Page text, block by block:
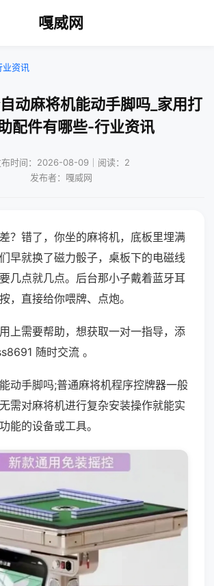
嘎威网
业资讯
动麻将机能动手脚吗_家用打
配件有哪些-行业资讯
布时间：2026-08-09｜阅读：2
发布者：嘎威网
？错了，你坐的麻将机，底板里埋满
早就换了磁力骰子，桌板下的电磁线
几点就几点。后台那小子戴着蓝牙耳
，直接给你喂牌、点炮。
上需要帮助，想获取一对一指导，添
随时交流 。
动手脚吗;普通麻将机程序控牌器一般
需对麻将机进行复杂安装操作就能实
能的设备或工具。